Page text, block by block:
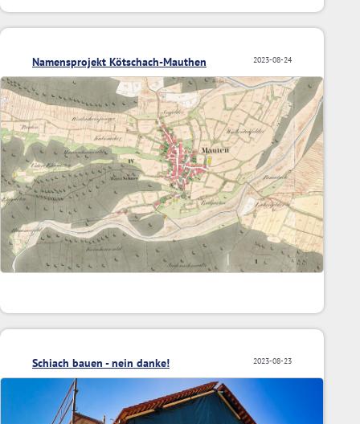
2023-08-24
Namensprojekt Kötschach-Mauthen
2023-08-23
Schiach bauen - nein danke!